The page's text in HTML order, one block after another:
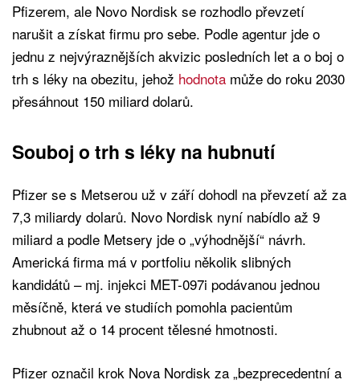
Pfizerem, ale Novo Nordisk se rozhodlo převzetí
narušit a získat firmu pro sebe. Podle agentur jde o
jednu z nejvýraznějších akvizic posledních let a o boj o
trh s léky na obezitu, jehož hodnota může do roku 2030
přesáhnout 150 miliard dolarů.
Souboj o trh s léky na hubnutí
Pfizer se s Metserou už v září dohodl na převzetí až za
7,3 miliardy dolarů. Novo Nordisk nyní nabídlo až 9
miliard a podle Metsery jde o „výhodnější“ návrh.
Americká firma má v portfoliu několik slibných
kandidátů – mj. injekci MET-097i podávanou jednou
měsíčně, která ve studiích pomohla pacientům
zhubnout až o 14 procent tělesné hmotnosti.
Pfizer označil krok Nova Nordisk za „bezprecedentní a